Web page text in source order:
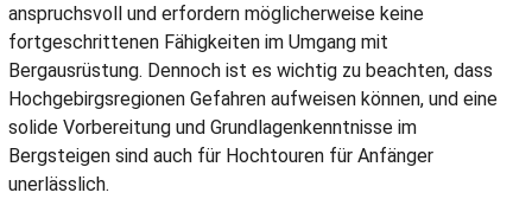
anspruchsvoll und erfordern möglicherweise keine
fortgeschrittenen Fähigkeiten im Umgang mit
Bergausrüstung. Dennoch ist es wichtig zu beachten, dass
Hochgebirgsregionen Gefahren aufweisen können, und eine
solide Vorbereitung und Grundlagenkenntnisse im
Bergsteigen sind auch für Hochtouren für Anfänger
unerlässlich.